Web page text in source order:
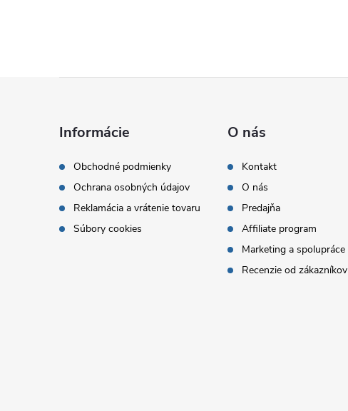
Informácie
Obchodné podmienky
Ochrana osobných údajov
Reklamácia a vrátenie tovaru
Súbory cookies
O nás
Kontakt
O nás
Predajňa
Affiliate program
Marketing a spolupráce
Recenzie od zákazníkov